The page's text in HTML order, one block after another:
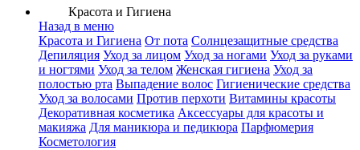
Красота и Гигиена
Назад в меню
Красота и Гигиена От пота Солнцезащитные средства
Депиляция Уход за лицом Уход за ногами Уход за руками
и ногтями Уход за телом Женская гигиена Уход за
полостью рта Выпадение волос Гигиенические средства
Уход за волосами Против перхоти Витамины красоты
Декоративная косметика Аксессуары для красоты и
макияжа Для маникюра и педикюра Парфюмерия
Косметология